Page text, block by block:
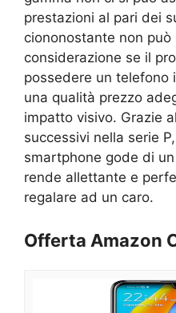
prestazioni al pari dei
ciononostante non
considerazione se il
possedere un telefono
una qualità prezzo
impatto visivo. Grazie
successivi nella serie
smartphone gode di
rende allettante e
regalare ad un caro.
Offerta Amazon